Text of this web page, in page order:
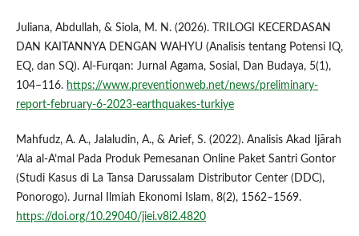
Juliana, Abdullah, & Siola, M. N. (2026). TRILOGI KECERDASAN
DAN KAITANNYA DENGAN WAHYU (Analisis tentang Potensi IQ,
EQ, dan SQ). Al-Furqan: Jurnal Agama, Sosial, Dan Budaya, 5(1),
104–116. https://www.preventionweb.net/news/preliminary-
report-february-6-2023-earthquakes-turkiye
Mahfudz, A. A., Jalaludin, A., & Arief, S. (2022). Analisis Akad Ijārah
‘Ala al-A’mal Pada Produk Pemesanan Online Paket Santri Gontor
(Studi Kasus di La Tansa Darussalam Distributor Center (DDC),
Ponorogo). Jurnal Ilmiah Ekonomi Islam, 8(2), 1562–1569.
https://doi.org/10.29040/jiei.v8i2.4820